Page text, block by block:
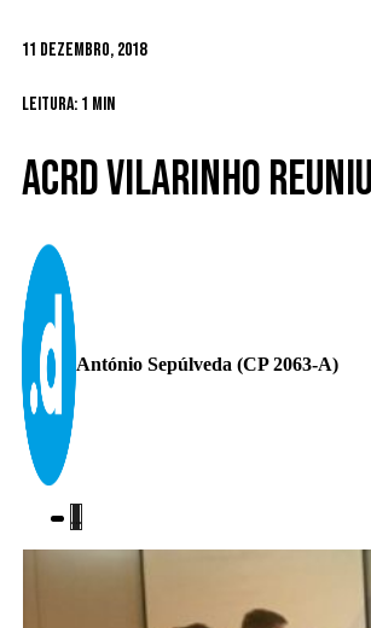
11 Dezembro, 2018
Leitura: 1 min
ACRD Vilarinho
António Sepúlveda (CP 2063-A)